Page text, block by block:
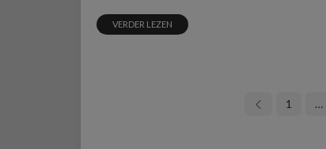
VERDER LEZEN
1 …